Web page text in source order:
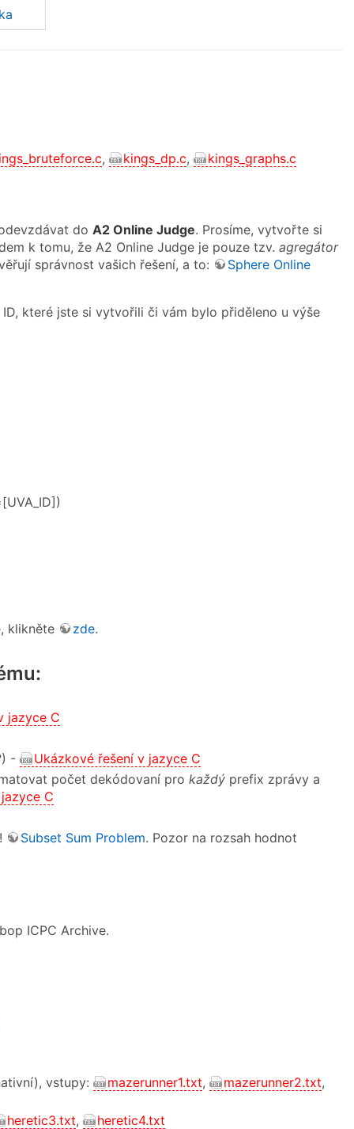
, kings_dp.c, kings_graphs.c
do A2 Online Judge. Prosíme, vytvořte si
k tomu, že A2 Online Judge je pouze tzv. agregátor
správnost vašich řešení, a to:
Sphere Online
které jste si vytvořili či vám bylo přiděleno u výše
klikněte zde.
jazyce C
-
Ukázkové řešení v jazyce C
počet dekódovaní pro každý prefix zprávy a
C
Subset Sum Problem. Pozor na rozsah hodnot
ICPC Archive.
vstupy: mazerunner1.txt, mazerunner2.txt,
heretic3.txt,
heretic4.txt